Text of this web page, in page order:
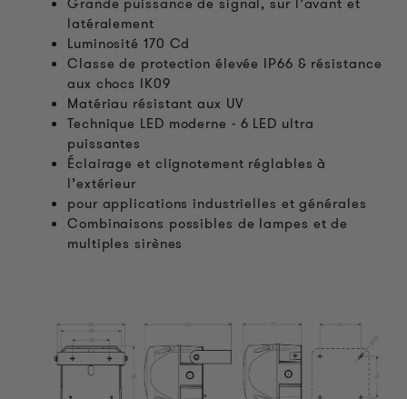
latéralement
Luminosité 170 Cd
Classe de protection élevée IP66 & résistance
aux chocs IK09
Matériau résistant aux UV
Technique LED moderne - 6 LED ultra
puissantes
Éclairage et clignotement réglables à
l’extérieur
pour applications industrielles et générales
Combinaisons possibles de lampes et de
multiples sirènes